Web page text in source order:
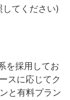
てください)
を採用してお
スに応じてク
と有料プラン